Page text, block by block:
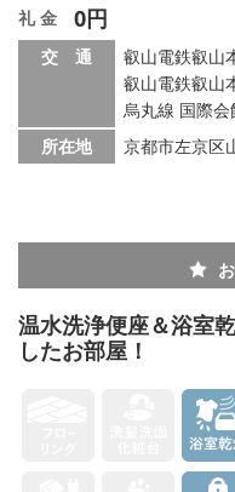
メールでお問い合わせ
礼 金 0円
交 通
叡山電鉄叡山
叡山電鉄叡山
烏丸線 国際
所在地
京都市左京区
温水洗浄便座＆浴室
したお部屋！